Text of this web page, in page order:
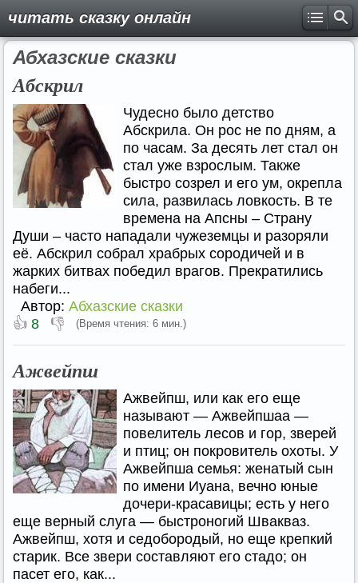
читать сказку онлайн
Абхазские сказки
Абскрил
Чудесно было детство
Абскрила. Он рос не по дням, а
по часам. За десять лет стал он
стал уже взрослым. Также
быстро созрел и его ум, окрепла
сила, развилась ловкость. В те
времена на Апсны – Страну
Души – часто нападали чужеземцы и разоряли
её. Абскрил собрал храбрых сородичей и в
жарких битвах победил врагов. Прекратились
набеги...
Автор: Абхазские сказки
👍 8 👎 (Время чтения: 6 мин.)
Ажвейпш
Ажвейпш, или как его еще
называют — Ажвейпшаа —
повелитель лесов и гор, зверей
и птиц; он покровитель охоты. У
Ажвейпша семья: женатый сын
по имени Иуана, вечно юные
дочери-красавицы; есть у него
еще верный слуга — быстроногий Швакваз.
Ажвейпш, хотя и седобородый, но еще крепкий
старик. Все звери составляют его стадо; он
пасет его, как...